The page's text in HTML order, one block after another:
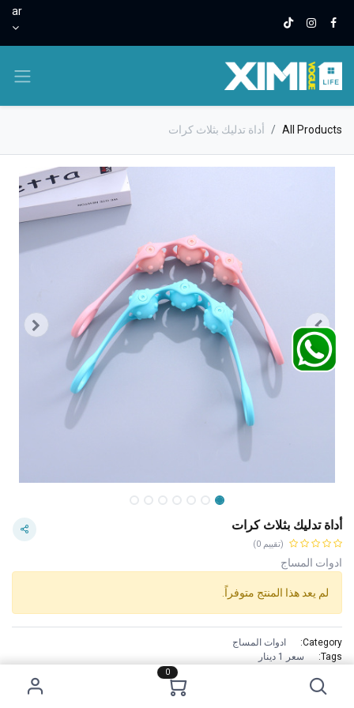
0
ar
All Products أداة تدليك بثلاث كرات
أداة تدليك بثلاث كرات
(تقييم 0)
ادوات المساج
لم يعد هذا المنتج متوفراً.
Category:
ادوات المساج
Tags:
سعر 1 دينار
Hold the rings at both ends of the massager and pull it back and